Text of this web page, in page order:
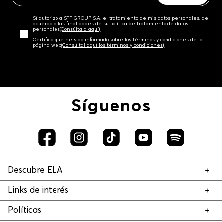
Sí autorizo a STF GROUP S.A. el tratamiento de mis datos personales, de
acuerdo a las finalidades de su política de tratamiento de datos
personales‎(Consúltala aquí)
Certifico que he sido informado sobre los términos y condiciones de la
página web‎(Consúltal aquí los términos y condiciones)
Síguenos
Descubre ELA
Links de interés
Políticas